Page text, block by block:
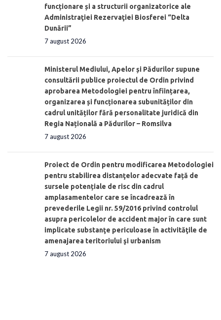
funcționare și a structurii organizatorice ale
Administraţiei Rezervaţiei Biosferei “Delta
Dunării”
7 august 2026
Ministerul Mediului, Apelor și Pădurilor supune
consultării publice proiectul de Ordin privind
aprobarea Metodologiei pentru înființarea,
organizarea și funcționarea subunităților din
cadrul unităților fără personalitate juridică din
Regia Națională a Pădurilor – Romsilva
7 august 2026
Proiect de Ordin pentru modificarea Metodologiei
pentru stabilirea distanţelor adecvate față de
sursele potențiale de risc din cadrul
amplasamentelor care se încadrează în
prevederile Legii nr. 59/2016 privind controlul
asupra pericolelor de accident major în care sunt
implicate substanţe periculoase în activităţile de
amenajarea teritoriului şi urbanism
7 august 2026